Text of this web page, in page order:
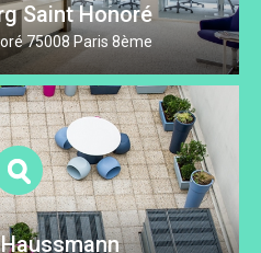
Saint Honoré
75008 Paris 8ème